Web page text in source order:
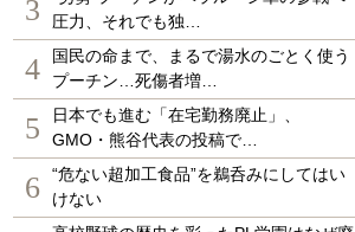
3
圧力、それでも独…
4
国民の命まで、まるで湯水のごとく使う
プーチン…死傷者増…
5
日本でも進む「在宅勤務廃止」、
GMO・熊谷代表の投稿で…
6
“危ない超加工食品”を鵜呑みにしてはい
けない